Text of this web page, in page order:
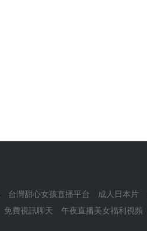
台灣甜心女孩直播平台 成人日本片
免費視訊聊天 午夜直播美女福利視頻